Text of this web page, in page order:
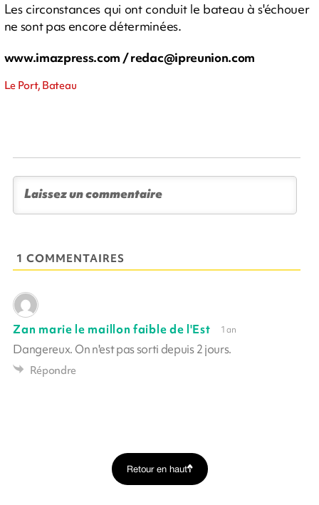
Les circonstances qui ont conduit le bateau à s'échouer
ne sont pas encore déterminées.
www.imazpress.com /redac@ipreunion.com
Le Port, Bateau
1 COMMENTAIRES
Zan marie le maillon faible de l'Est 1 an
Dangereux. On n'est pas sorti depuis 2 jours.
Répondre
Retour en haut